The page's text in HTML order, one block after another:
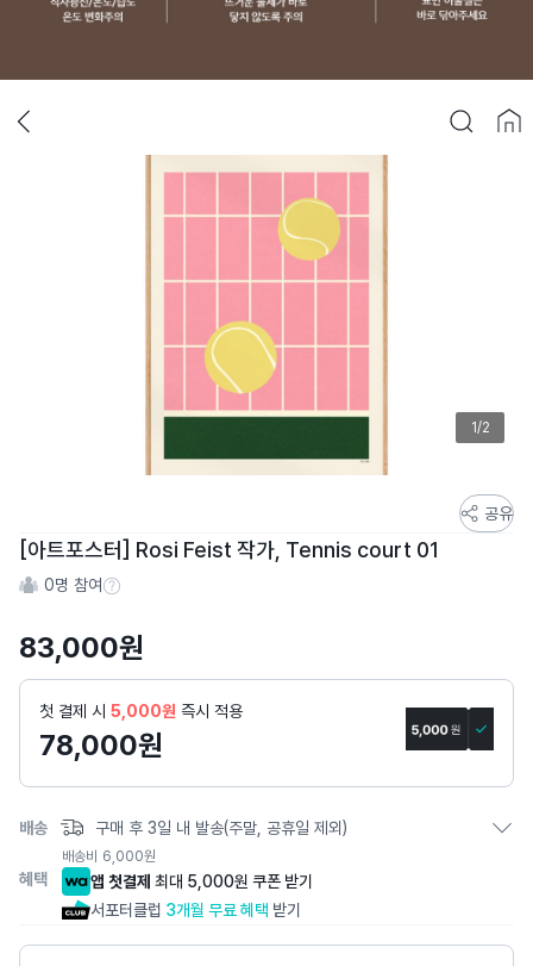
1/2
토
어
스
리
상
지
공유
[아트포스터] Rosi Feist 작가, Tennis court 01
0명 참여참여 수 정보
83,000원
첫 결제 시 5,000원 즉시 적용
78,000원
배송 구매 후 3일 내 발송(주말, 공휴일 제외)
배송비 6,000원
혜택 앱 첫결제 최대 5,000원 쿠폰 받기
서포터클럽 3개월 무료 혜택 받기